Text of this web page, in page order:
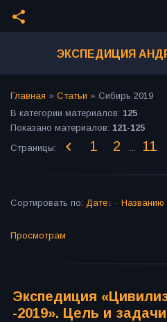
share
ЭКСПЕДИЦИЯ
Главная » Статьи » Сибирь 2019
В категории материалов: 125
Показано материалов: 121-125
Страницы: 1 2 ... 11
Сортировать по: Дате · Названию
Просмотрам
Экспедиция
-2019». Цель и задачи